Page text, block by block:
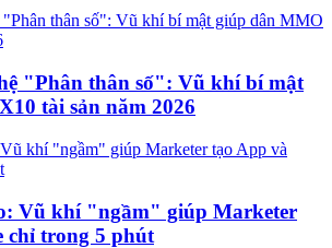
"Phân thân số": Vũ khí bí mật
tài sản năm 2026
Vũ khí "ngầm" giúp Marketer
chỉ trong 5 phút